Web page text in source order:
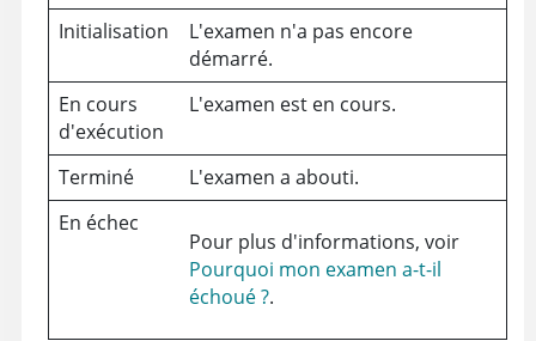
Initialisation
L'examen n'a pas encore
démarré.
En cours
d'exécution
L'examen est en cours.
Terminé
L'examen a abouti.
En échec
Pour plus d'informations, voir
Pourquoi mon examen a-t-il
échoué ?.